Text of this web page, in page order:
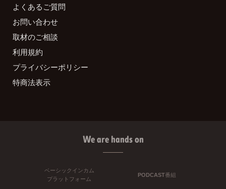
よくあるご質問
お問い合わせ
取材のご相談
利用規約
プライバシーポリシー
特商法表示
We are hands on
ベーシックインカム
プラットフォーム
PODCAST番組